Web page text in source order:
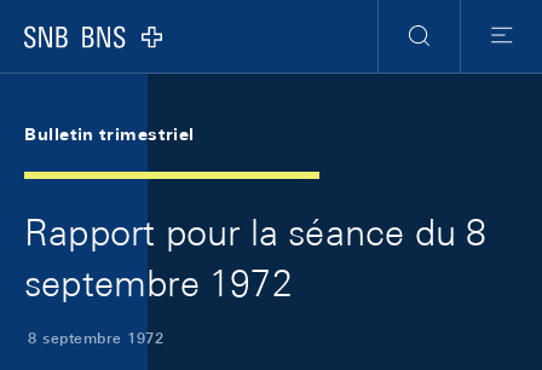
Logo
RechercheMenu
Bulletin trimestriel
Rapport pour la séance du 8
septembre 1972
8 septembre 1972